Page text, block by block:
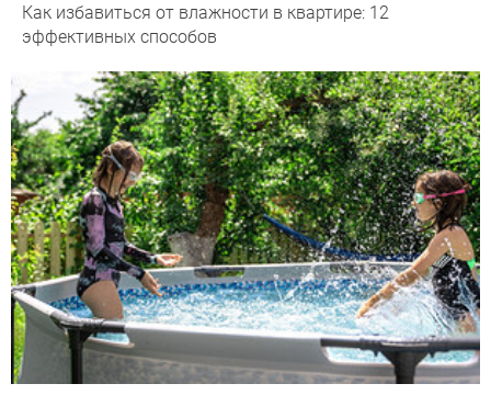
Как избавиться от влажности в квартире: 12
эффективных способов